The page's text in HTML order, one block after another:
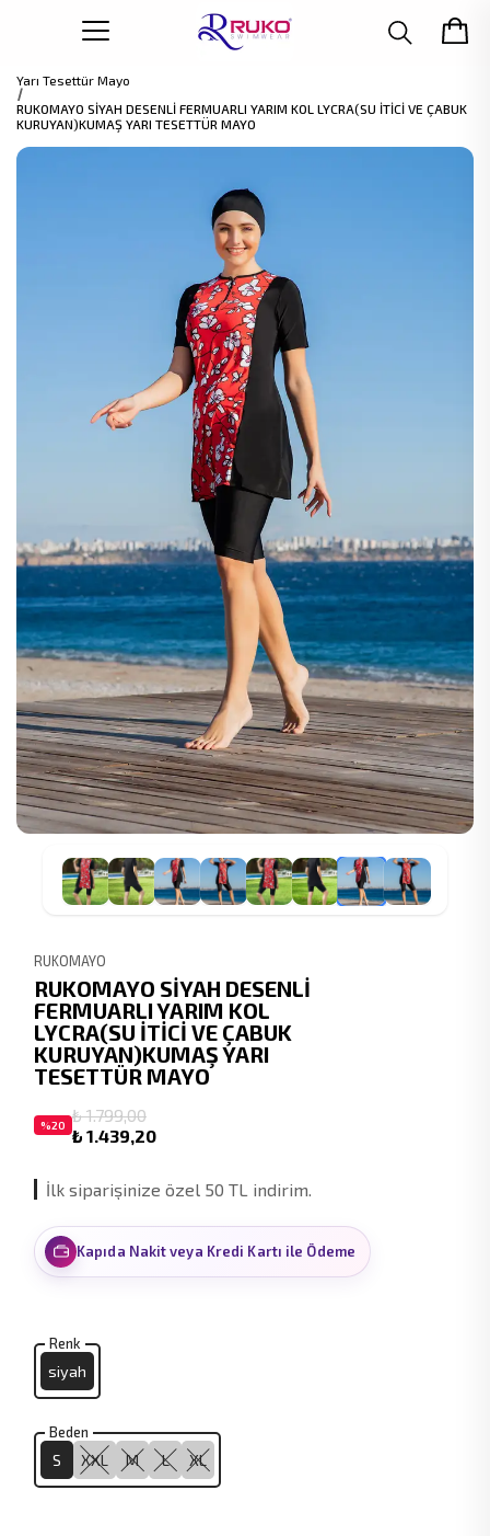
Yarı Tesettür Mayo
RUKOMAYO SİYAH DESENLİ FERMUARLI YARIM KOL LYCRA(SU İTİCİ VE ÇABUK
KURUYAN)KUMAŞ YARI TESETTÜR MAYO
RUKOMAYO
RUKOMAYO SİYAH DESENLİ
FERMUARLI YARIM KOL
LYCRA(SU İTİCİ VE ÇABUK
KURUYAN)KUMAŞ YARI
TESETTÜR MAYO
%20 ₺ 1.799,00
₺ 1.439,20
İlk siparişinize özel 50 TL indirim.
Kapıda Nakit veya Kredi Kartı ile Ödeme
Renk
siyah
Beden
S XXL M L XL